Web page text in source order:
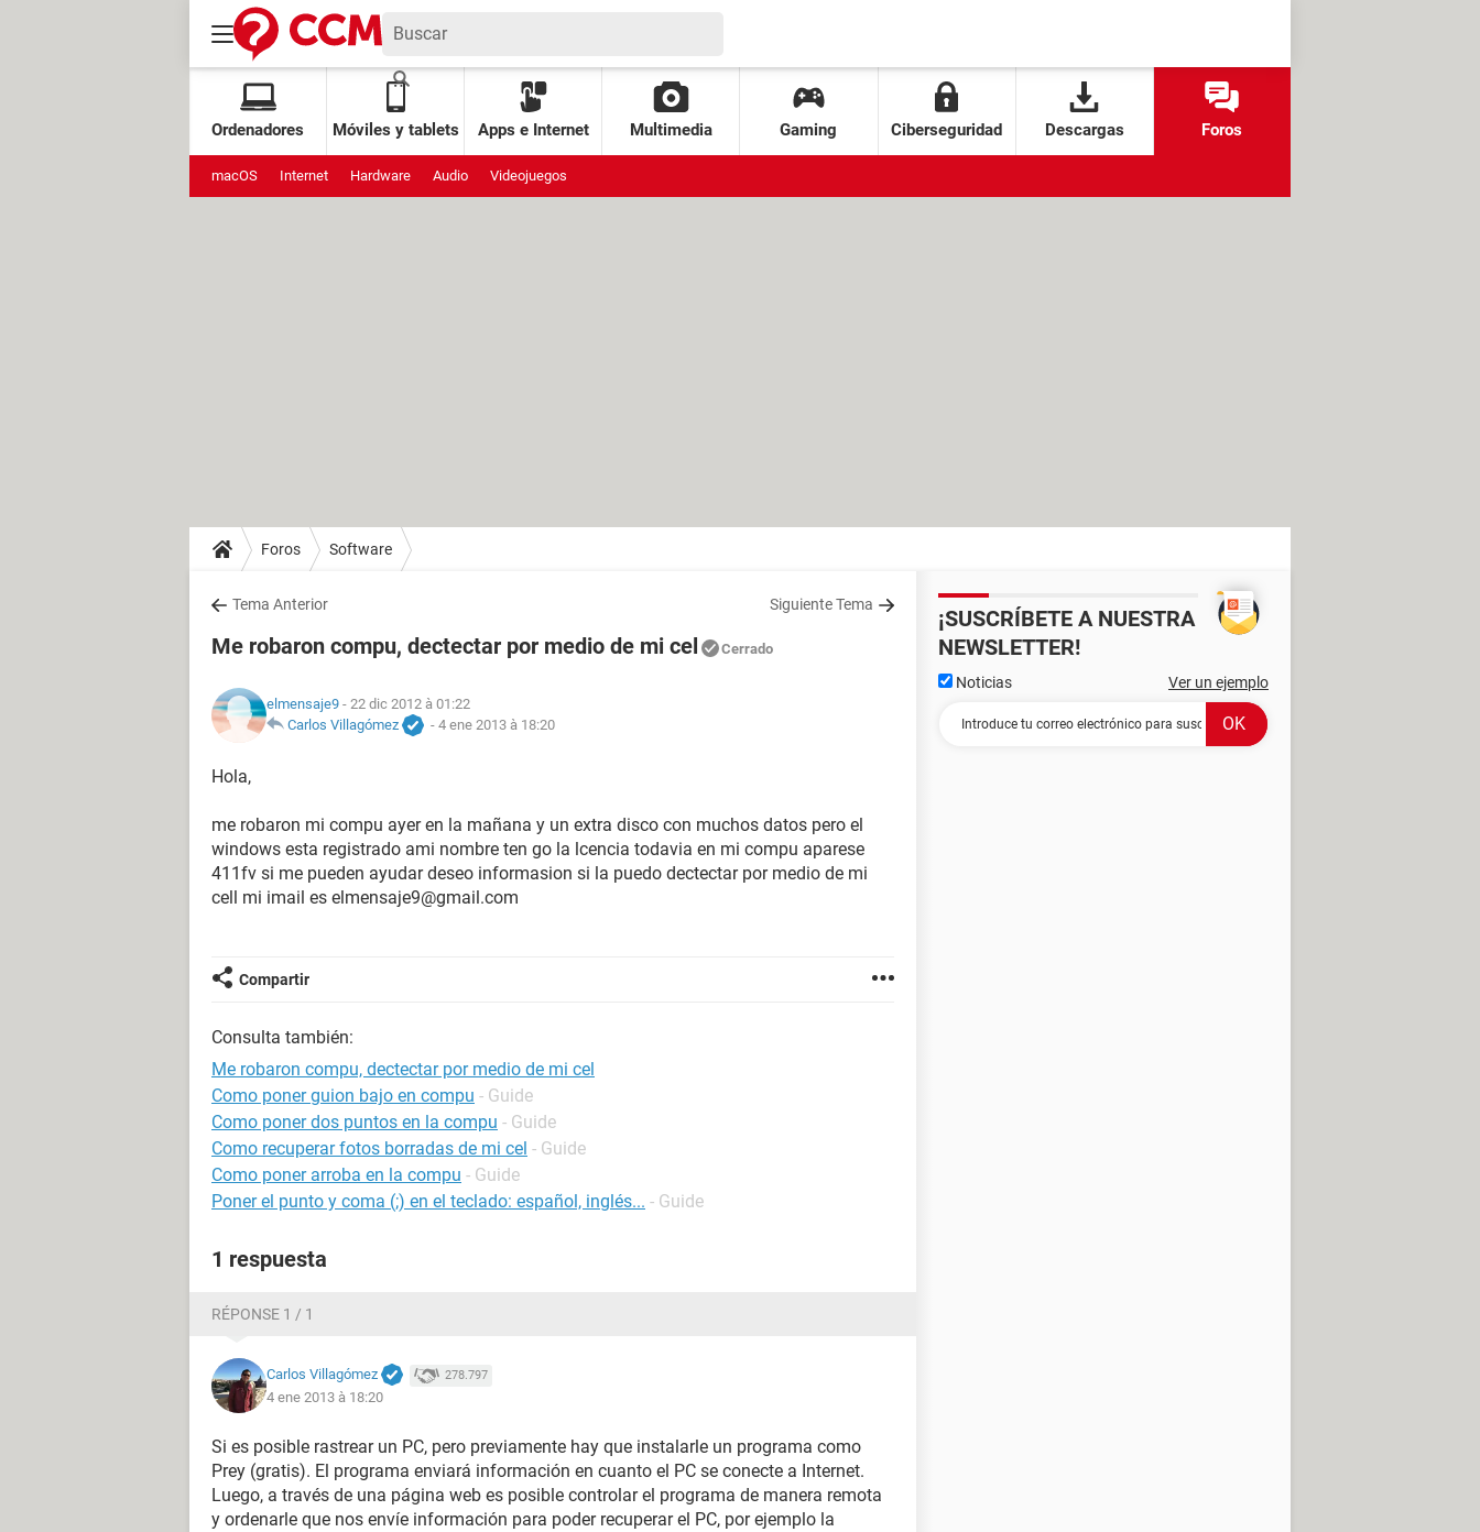
Ordenadores Móviles y tablets Apps e Internet Multimedia Gaming Ciberseguridad Descargas Foros
macOS Internet Hardware Audio Videojuegos
Foros Software
Tema Anterior Siguiente Tema
Me robaron compu, dectectar por medio de mi cel Cerrado
elmensaje9 - 22 dic 2012 à 01:22
Carlos Villagómez
- 4 ene 2013 à 18:20
Hola,
me robaron mi compu ayer en la mañana y un extra disco con muchos datos pero el
windows esta registrado ami nombre ten go la lcencia todavia en mi compu aparese
411fv si me pueden ayudar deseo informasion si la puedo dectectar por medio de mi
cell mi imail es elmensaje9@gmail.com
Compartir
Consulta también:
Me robaron compu, dectectar por medio de mi cel
Como poner guion bajo en compu - Guide
Como poner dos puntos en la compu - Guide
Como recuperar fotos borradas de mi cel - Guide
Como poner arroba en la compu - Guide
Poner el punto y coma (;) en el teclado: español, inglés... - Guide
1 respuesta
RÉPONSE 1 / 1
Carlos Villagómez 278.797
4 ene 2013 à 18:20
Si es posible rastrear un PC, pero previamente hay que instalarle un programa como
Prey (gratis). El programa enviará información en cuanto el PC se conecte a Internet.
Luego, a través de una página web es posible controlar el programa de manera remota
y ordenarle que nos envíe información para poder recuperar el PC, por ejemplo la
¡SUSCRÍBETE A NUESTRA
NEWSLETTER!
Noticias Ver un ejemplo